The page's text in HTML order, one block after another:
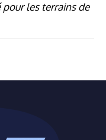
pour les terrains de